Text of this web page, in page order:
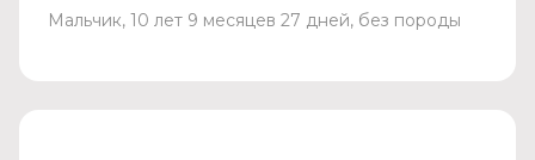
Мальчик, 10 лет 9 месяцев 27 дней, без породы